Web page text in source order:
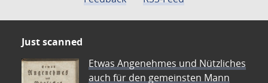
Just scanned
Etwas Angenehmes und Nützliches
auch für den gemeinsten Mann